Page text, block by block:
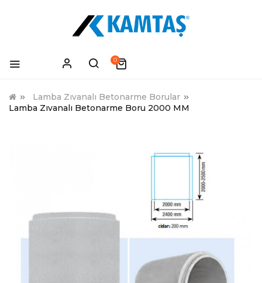
0
Lamba Zıvanalı Betonarme Borular
Lamba Zıvanalı Betonarme Boru 2000 MM